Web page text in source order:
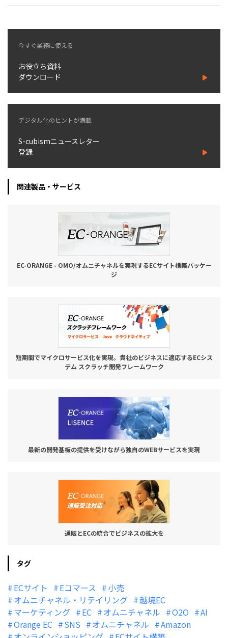
今すぐ業務に使える
お役立ち資料
ダウンロード
デジタル化のヒントが満載
S-cubismニュースレター
登録
関連製品・サービス
EC-ORANGE - OMO/オムニチャネルを実現するECサイト構築パッケー
ジ
短期間でマイクロサービス化を実現。貴社のビジネスに適応するECシス
テム スクラッチ開発フレームワーク
最新の開発基板の提供を受けながら独自のWEBサービスを実現
通販とECの統合でビジネスの拡大を
タグ
ECサイト Eコマース
小売
オムニチャネル・リテイリング
越境EC
マーケティング
EC オムニチャネル O2O
AI
Orange EC
SNS オムニチャネル
Amazon